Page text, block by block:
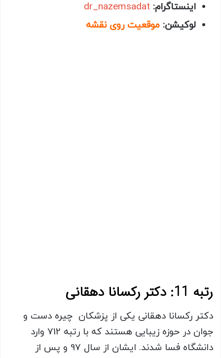
اینستاگرام: dr_nazemsadat
لوکیشن: موقعیت روی نقشه
رتبه 11: دکتر رکسانا دهقانی
دکتر رکسانا دهقانی یکی از پزشکان چیره دست و
جوان در حوزه زیبایی هستند که با رتبه 712 وارد
دانشگاه فسا شدند. ایشان از سال 97 و پس از